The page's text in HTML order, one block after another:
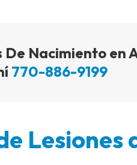
De Nacimiento en
770-886-9199
Lesiones